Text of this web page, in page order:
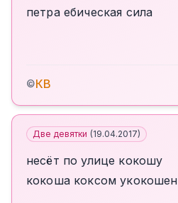
петра ебическая сила
©КВ
Две девятки (19.04.2017)
несёт по улице кокошу
кокоша коксом укокошен